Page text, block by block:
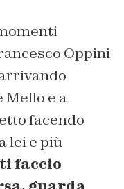
Oppini
Mello e a
facendo
lei e più
faccio